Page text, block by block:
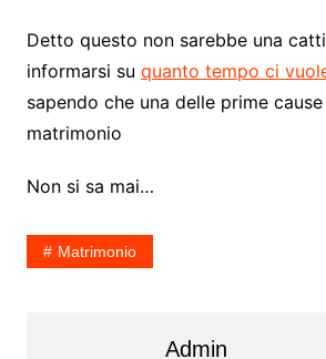
Detto questo non sarebbe una
informarsi su quanto tempo ci
sapendo che una delle prime
matrimonio
Non si sa mai…
Matrimonio
Admin